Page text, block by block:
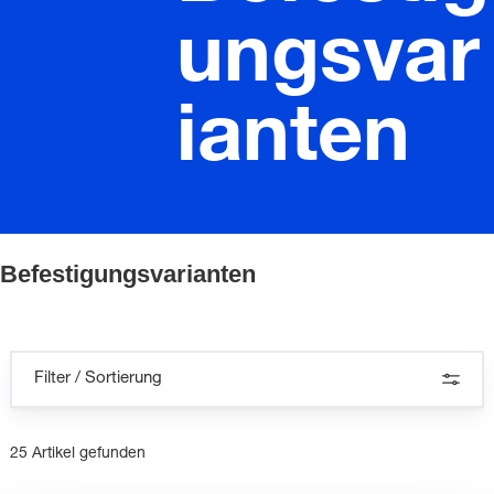
ungsvar
ianten
Befestigungsvarianten
Filter / Sortierung
25 Artikel gefunden